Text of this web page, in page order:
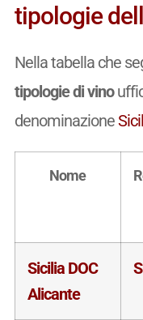
tipologie
Nella tabella che
tipologie di vino
denominazione
Nome
Sicilia DOC
Alicante